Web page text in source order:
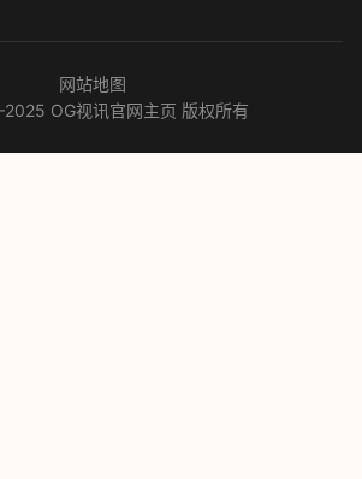
网站地图
OG视讯官网主页 版权所有